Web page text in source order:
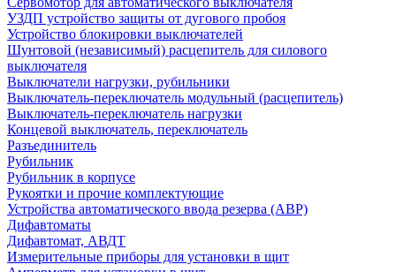
УЗДП устройство защиты от дугового пробоя
Устройство блокировки выключателей
Шунтовой (независимый) расцепитель для силового
выключателя
Выключатели нагрузки, рубильники
Выключатель-переключатель модульный (расцепитель)
Выключатель-переключатель нагрузки
Концевой выключатель, переключатель
Разъединитель
Рубильник
Рубильник в корпусе
Рукоятки и прочие комплектующие
Устройства автоматического ввода резерва (АВР)
Дифавтоматы
Дифавтомат, АВДТ
Измерительные приборы для установки в щит